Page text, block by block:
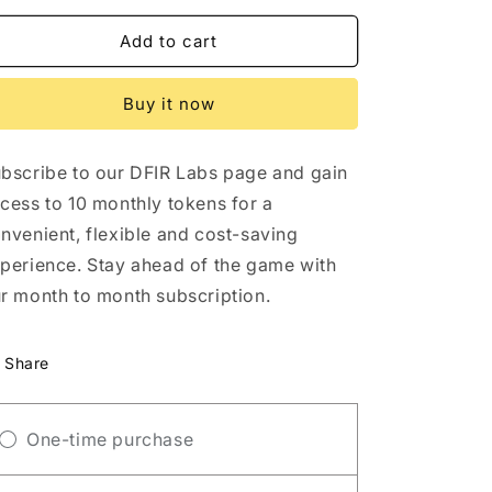
Add to cart
Buy it now
to our DFIR Labs page and gain
to 10 monthly tokens for a
flexible and cost-saving
Stay ahead of the game with
month to month subscription.
Share
One-time purchase